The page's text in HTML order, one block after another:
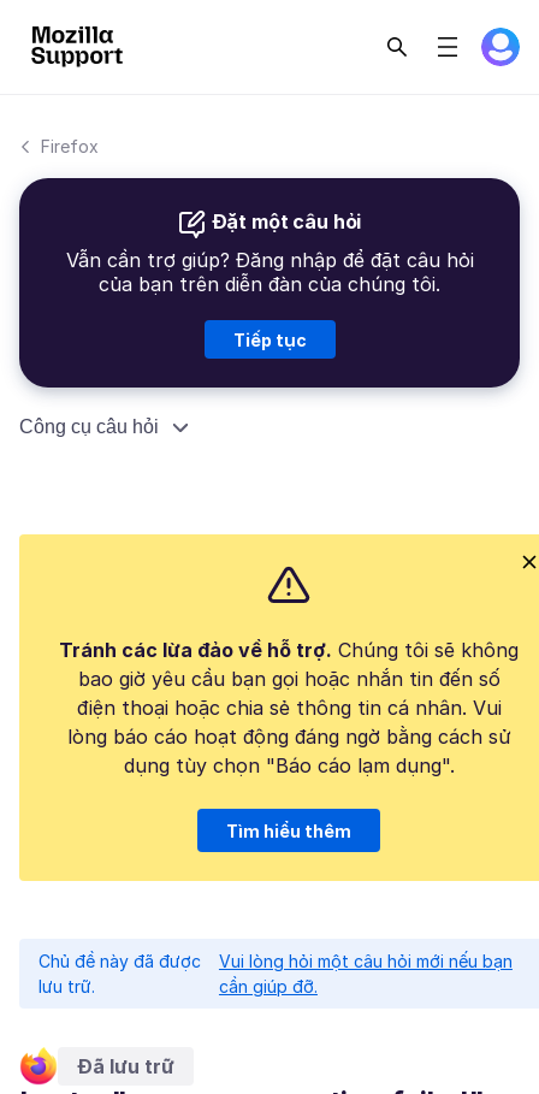
Firefox
Đặt một câu hỏi
Vẫn cần trợ giúp? Đăng nhập để đặt câu hỏi
của bạn trên diễn đàn của chúng tôi.
Tiếp tục
Công cụ câu hỏi
Tránh các lừa đảo về hỗ trợ. Chúng tôi sẽ không
bao giờ yêu cầu bạn gọi hoặc nhắn tin đến số
điện thoại hoặc chia sẻ thông tin cá nhân. Vui
lòng báo cáo hoạt động đáng ngờ bằng cách sử
dụng tùy chọn "Báo cáo lạm dụng".
Tìm hiểu thêm
Chủ đề này đã được
lưu trữ.
Vui lòng hỏi một câu hỏi mới nếu bạn
cần giúp đỡ.
Đã lưu trữ